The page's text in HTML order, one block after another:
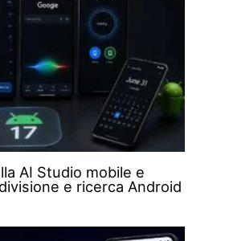
AI Studio mobile e
e ricerca Android